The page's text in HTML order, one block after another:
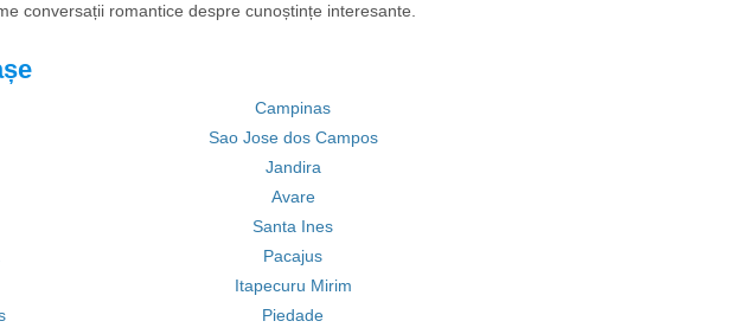
conversații romantice despre cunoștințe interesante.
Campinas
Sao Jose dos Campos
Jandira
Avare
Santa Ines
Pacajus
Itapecuru Mirim
Piedade